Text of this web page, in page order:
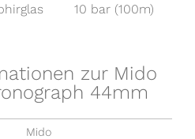
10 bar (100m)
zur Mido
44mm
Mido